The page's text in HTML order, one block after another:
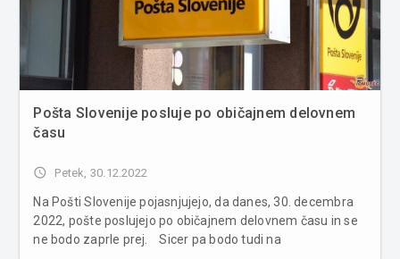
Pošta Slovenije posluje po običajnem delovnem
času
access_time Petek, 30.12.2022
Na Pošti Slovenije pojasnjujejo, da danes, 30. decembra
2022, pošte poslujejo po običajnem delovnem času in se
ne bodo zaprle prej. Sicer pa bodo tudi na